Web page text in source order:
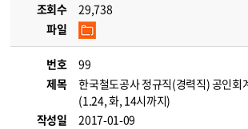
조회수
29,738
파일
번호
99
제목
한국철도공사 정규직(경력직) 공인회
(1.24, 화, 14시까지)
작성일
2017-01-09